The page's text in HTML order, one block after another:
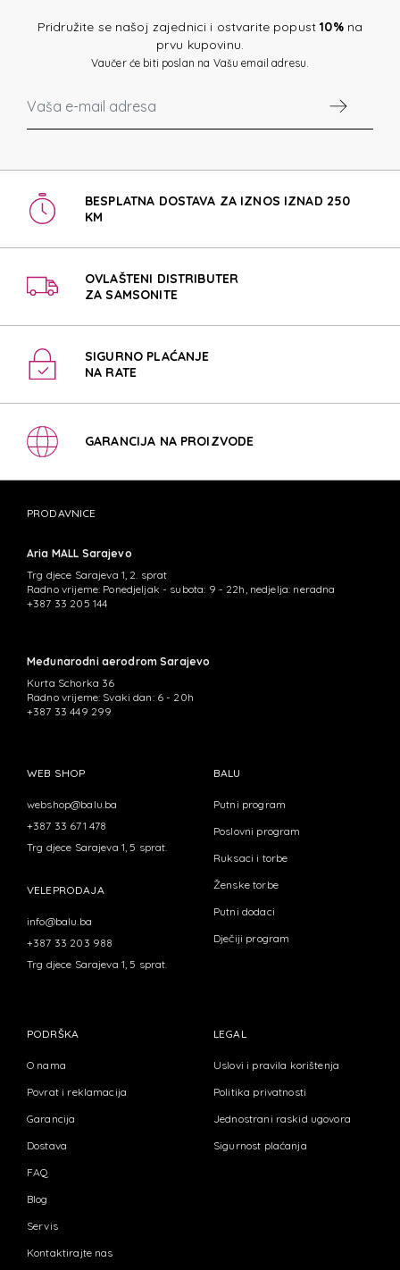
Pridružite se našoj zajednici i ostvarite popust10%na
prvu kupovinu.
Vaučer će biti poslan na Vašu email adresu.
BESPLATNA DOSTAVA ZA IZNOS IZNAD 250
KM
OVLAŠTENI DISTRIBUTER
ZA SAMSONITE
SIGURNO PLAĆANJE
NA RATE
GARANCIJA NA PROIZVODE
PRODAVNICE
Aria MALL Sarajevo
Trg djece Sarajeva 1, 2. sprat
Radno vrijeme: Ponedjeljak - subota: 9 - 22h, nedjelja: neradna
+387 33 205 144
Međunarodni aerodrom Sarajevo
Kurta Schorka 36
Radno vrijeme: Svaki dan: 6 - 20h
+387 33 449 299
WEB SHOP
webshop@balu.ba
+387 33 671 478
Trg djece Sarajeva 1, 5 sprat.
VELEPRODAJA
info@balu.ba
+387 33 203 988
Trg djece Sarajeva 1, 5 sprat.
BALU
Putni program
Poslovni program
Ruksaci i torbe
Ženske torbe
Putni dodaci
Dječiji program
PODRŠKA
O nama
Povrat i reklamacija
Garancija
Dostava
FAQ
Blog
Servis
Kontaktirajte nas
LEGAL
Uslovi i pravila korištenja
Politika privatnosti
Jednostrani raskid ugovora
Sigurnost plaćanja